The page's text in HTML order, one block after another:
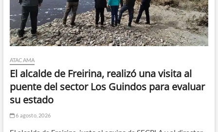
ATACAMA
El alcalde de Freirina, realizó una visita al
puente del sector Los Guindos para evaluar
su estado
6 agosto, 2026